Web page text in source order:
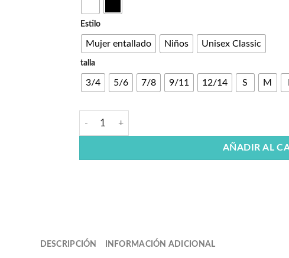
Estilo
Mujer entallado Niños Unisex Classic
talla
3/4 5/6 7/8 9/11 12/14 S M
AÑADIR AL
DESCRIPCIÓN INFORMACIÓN ADICIONAL